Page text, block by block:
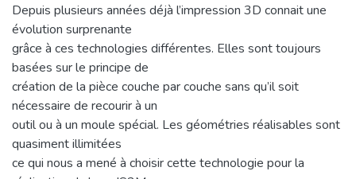
Depuis plusieurs années déjà l’impression 3D connait une
évolution surprenante
grâce à ces technologies différentes. Elles sont toujours
basées sur le principe de
création de la pièce couche par couche sans qu’il soit
nécessaire de recourir à un
outil ou à un moule spécial. Les géométries réalisables sont
quasiment illimitées
ce qui nous a mené à choisir cette technologie pour la